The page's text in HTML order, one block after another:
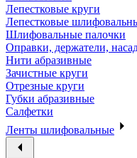
Лепестковые круги
Лепестковые
Шлифовальные палочки
Оправки, держатели,
Нити абразивные
Зачистные круги
Отрезные круги
Губки абразивные
Салфетки
Ленты шлифовальные